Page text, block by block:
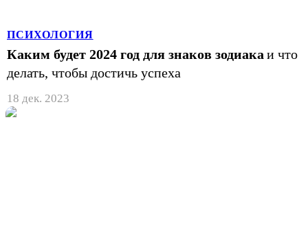
ПСИХОЛОГИЯ
Каким будет 2024 год для знаков зодиака и что
делать, чтобы достичь успеха
18 дек. 2023